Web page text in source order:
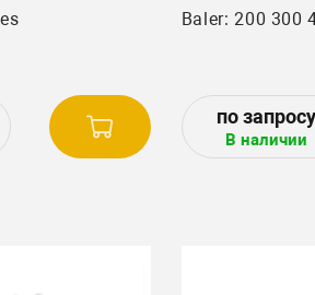
Series
В наличии